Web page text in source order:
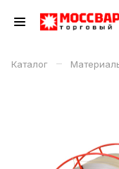
Каталог –